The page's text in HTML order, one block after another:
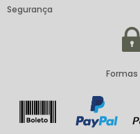
Segurança